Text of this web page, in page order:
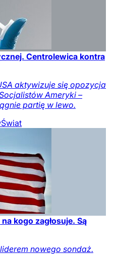
Centrolewica kontra
aktywizuje się opozycja
Ameryki –
partię w lewo.
Świat
kogo zagłosuje. Są
nowego sondaż.